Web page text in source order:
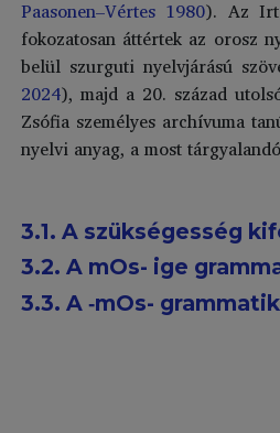
Paasonen–Vértes 1980). Az
fokozatosan áttértek az orosz
belül szurguti nyelvjárású
2024), majd a 20. század
Zsófia személyes archívuma
nyelvi anyag, a most
3.1. A szükségesség
3.2. A mOs- ige
3.3. A ‑mOs-